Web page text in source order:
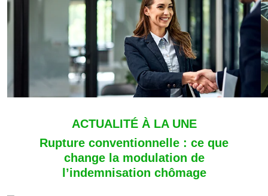
ACTUALITÉ À LA UNE
Rupture conventionnelle : ce que
change la modulation de
l’indemnisation chômage